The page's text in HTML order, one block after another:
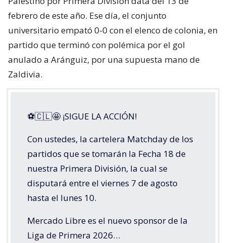
febrero de este año. Ese día, el conjunto
universitario empató 0-0 con el elenco de colonia, en
partido que terminó con polémica por el gol
anulado a Aránguiz, por una supuesta mano de
Zaldivia.
⚽🇨🇱🤩 ¡SIGUE LA ACCIÓN!
Con ustedes, la cartelera Matchday de los
partidos que se tomarán la Fecha 18 de
nuestra Primera División, la cual se
disputará entre el viernes 7 de agosto
hasta el lunes 10.
Mercado Libre es el nuevo sponsor de la
Liga de Primera 2026…